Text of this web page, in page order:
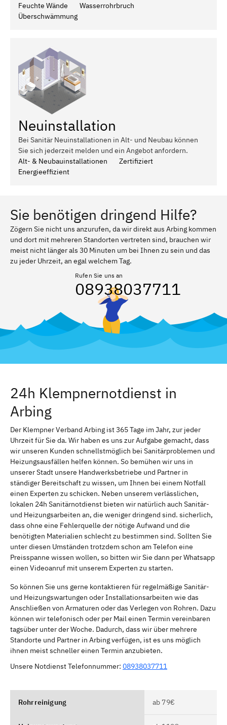
Feuchte Wände
Wasserrohrbruch
Überschwämmung
Neuinstallation
Bei Sanitär Neuinstallationen in Alt- und Neubau können
Sie sich jederzeit melden und ein Angebot anfordern.
Alt- & Neubauinstallationen
Zertifiziert
Energieeffizient
Sie benötigen dringend Hilfe?
Zögern Sie nicht uns anzurufen, da wir direkt aus Arbing kommen
und dort mit mehreren Standorten vertreten sind, brauchen wir
meist nicht länger als 30 Minuten um bei Ihnen zu sein und das
zu jeder Uhrzeit, an egal welchem Tag.
Rufen Sie uns an
08938037711
24h Klempnernotdienst in
Arbing
Der Klempner Verband Arbing ist 365 Tage im Jahr, zur jeder
Uhrzeit für Sie da. Wir haben es uns zur Aufgabe gemacht, dass
wir unseren Kunden schnellstmöglich bei Sanitärproblemen und
Heizungsausfällen helfen können. So bemühen wir uns in
unserer Stadt unsere Handwerksbetriebe und Partner in
ständiger Bereitschaft zu wissen, um Ihnen bei einem Notfall
einen Experten zu schicken. Neben unserem verlässlichen,
lokalen 24h Sanitärnotdienst bieten wir natürlich auch Sanitär-
und Heizungsarbeiten an, die weniger dringend sind. sicherlich,
dass ohne eine Fehlerquelle der nötige Aufwand und die
benötigten Materialien schlecht zu bestimmen sind. Sollten Sie
unter diesen Umständen trotzdem schon am Telefon eine
Preisspanne wissen wollen, so bitten wir Sie dann per Whatsapp
einen Videoanruf mit unserem Experten zu starten.
So können Sie uns gerne kontaktieren für regelmäßige Sanitär-
und Heizungswartungen oder Installationsarbeiten wie das
Anschließen von Armaturen oder das Verlegen von Rohren. Dazu
können wir telefonisch oder per Mail einen Termin vereinbaren
tagsüber unter der Woche. Dadurch, dass wir über mehrere
Standorte und Partner in Arbing verfügen, ist es uns möglich
ihnen meist schneller einen Termin anzubieten.
Unsere Notdienst Telefonnummer: 08938037711
Rohrreinigung ab 79€